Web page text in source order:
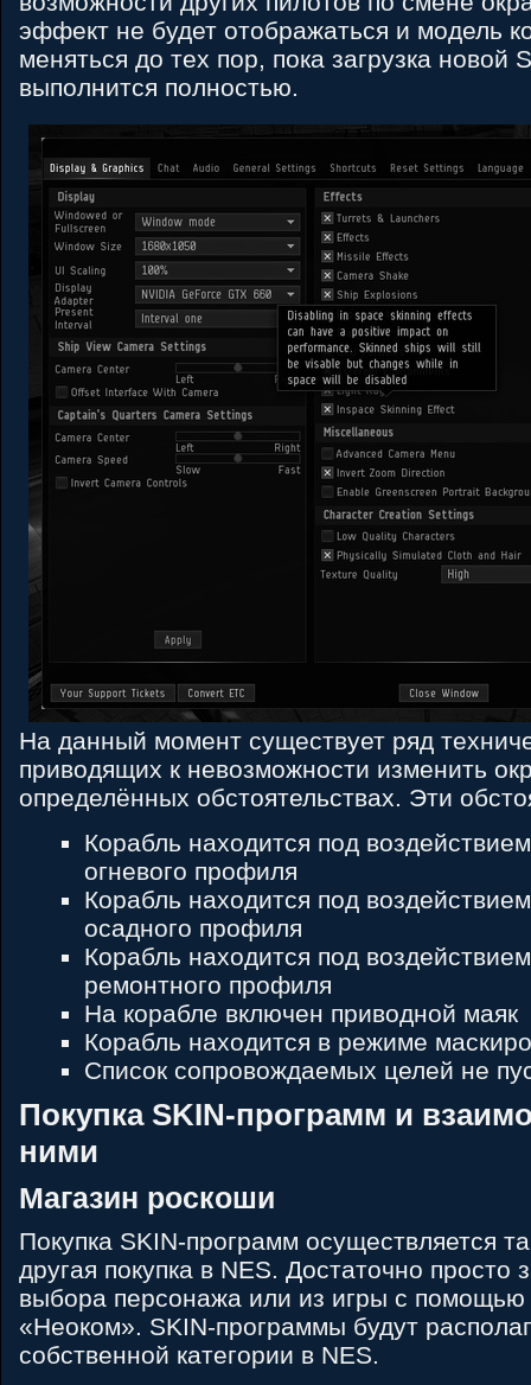
эффект не будет отображаться и модель
меняться до тех пор, пока загрузка новой
выполнится полностью.
На данный момент существует ряд
приводящих к невозможности изменить
определённых обстоятельствах. Эти
Корабль находится под
огневого профиля
Корабль находится под
осадного профиля
Корабль находится под
ремонтного профиля
На корабле включен приводной маяк
Корабль находится в режиме
Список сопровождаемых целей не
Покупка SKIN-программ и
ними
Магазин роскоши
Покупка SKIN-программ осуществляется
другая покупка в NES. Достаточно просто
выбора персонажа или из игры с помощью
«Неоком». SKIN-программы будут
собственной категории в NES.